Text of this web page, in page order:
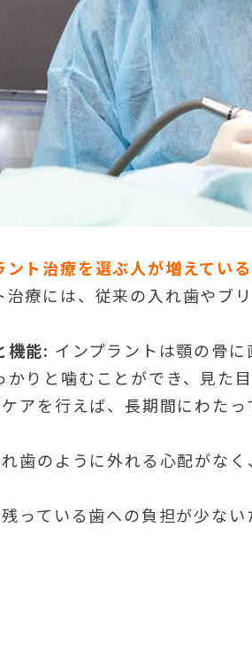
ト治療を選ぶ人が増えている
療には、従来の入れ歯やブ
機能: インプラントは顎の骨
りと噛むことができ、見た目
アを行えば、長期間にわた
歯のように外れる心配がな
残っている歯への負担が少な